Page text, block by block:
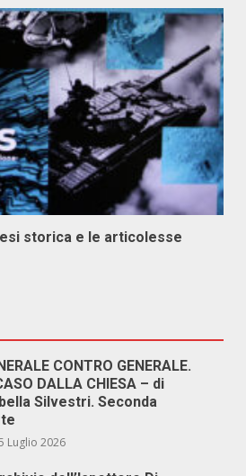
storica e le articolesse
CONTRO GENERALE.
DALLA CHIESA – di
Silvestri. Seconda
Luglio 2026